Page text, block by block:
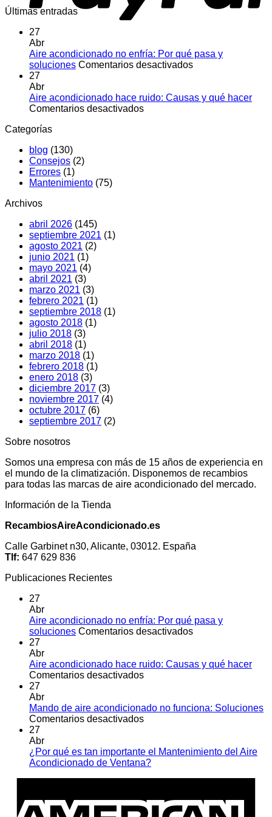
Últimas entradas
27
Abr
Aire acondicionado no enfría: Por qué pasa y
soluciones Comentarios desactivadosen
no
27
Abr
Aire acondicionado hace ruido: Causas y qué hacer
Comentarios desactivadosen
Categorías
blog (130)
Consejos (2)
Errores (1)
Mantenimiento (75)
Archivos
abril 2026 (145)
septiembre 2021 (1)
agosto 2021 (2)
junio 2021 (1)
mayo 2021 (4)
abril 2021 (3)
marzo 2021 (3)
febrero 2021 (1)
septiembre 2018 (1)
agosto 2018 (1)
julio 2018 (3)
abril 2018 (1)
marzo 2018 (1)
febrero 2018 (1)
enero 2018 (3)
diciembre 2017 (3)
noviembre 2017 (4)
octubre 2017 (6)
septiembre 2017 (2)
Sobre nosotros
Somos una empresa con más de 15 años de experiencia en
el mundo de la climatización. Disponemos de recambios
para todas las marcas de aire acondicionado del mercado.
Información de la Tienda
RecambiosAireAcondicionado.es
Calle Garbinet n30, Alicante, 03012. España
Tlf: 647 629 836
Publicaciones Recientes
27
Abr
Aire acondicionado no enfría: Por qué pasa y
soluciones Comentarios desactivadosen
no
pasa
27
Abr
Aire acondicionado hace ruido: Causas y qué hacer
Comentarios desactivadosen
hace
ruido:
qué
hacer
27
Abr
Mando de aire acondicionado no funciona: Soluciones
Comentarios desactivadosen
aire
acondicionado
27
Abr
¿Por qué es tan importante el Mantenimiento del Aire
Acondicionado de Ventana?No
¿Por